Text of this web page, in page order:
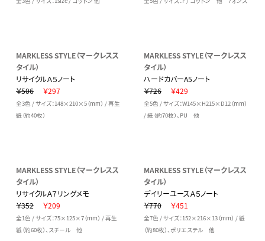
MARKLESS STYLE（マークレスス
タイル）
リサイクルＡ５ノート
￥506
￥297
全3色 / サイズ：148×210×5（mm） / 再生
紙（約40枚）
MARKLESS STYLE（マークレスス
タイル）
ハードカバーA5ノート
￥726
￥429
全5色 / サイズ：W145×H215×D12（mm）
/ 紙（約70枚）、PU 他
MARKLESS STYLE（マークレスス
タイル）
リサイクルＡ７リングメモ
￥352
￥209
全1色 / サイズ：75×125×7（mm） / 再生
紙（約60枚）、スチール 他
MARKLESS STYLE（マークレスス
タイル）
デイリーユースＡ５ノート
￥770
￥451
全7色 / サイズ：152×216×13（mm） / 紙
（約80枚）、ポリエステル 他